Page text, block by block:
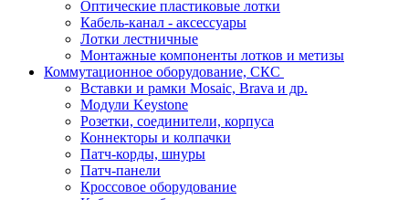
Оптические пластиковые лотки
Кабель-канал - аксессуары
Лотки лестничные
Монтажные компоненты лотков и метизы
Коммутационное оборудование, СКС
Вставки и рамки Mosaic, Brava и др.
Модули Keystone
Розетки, соединители, корпуса
Коннекторы и колпачки
Патч-корды, шнуры
Патч-панели
Кроссовое оборудование